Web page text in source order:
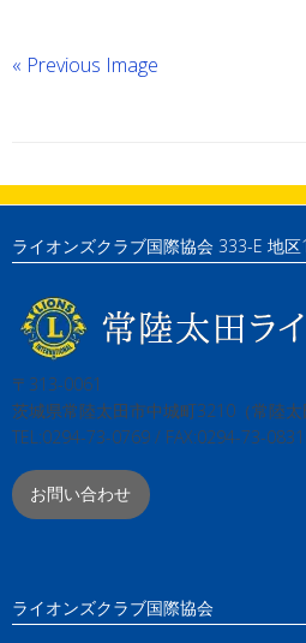
« Previous Image
ライオンズクラブ国際協会 333-E 地区
〒313-0061
茨城県常陸太田市中城町3210（常陸太
TEL:0294-73-0769 / FAX:0294-73-0831
お問い合わせ
ライオンズクラブ国際協会